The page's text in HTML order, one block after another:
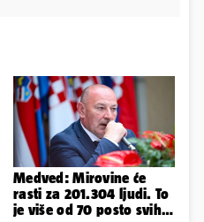
Medved: Mirovine će
rasti za 201.304 ljudi. To
je više od 70 posto svih